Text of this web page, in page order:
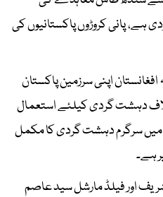
پانی کروڑوں پاکستانیوں کی
اپنی سرزمین پاکستان
دہشت گردی کیلئے استعمال
میں سرگرم دہشت گردی کا مکمل
ہے۔
اور فیلڈ مارشل سید عاصم